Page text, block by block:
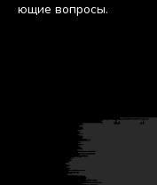
ющие воп­ро­сы.